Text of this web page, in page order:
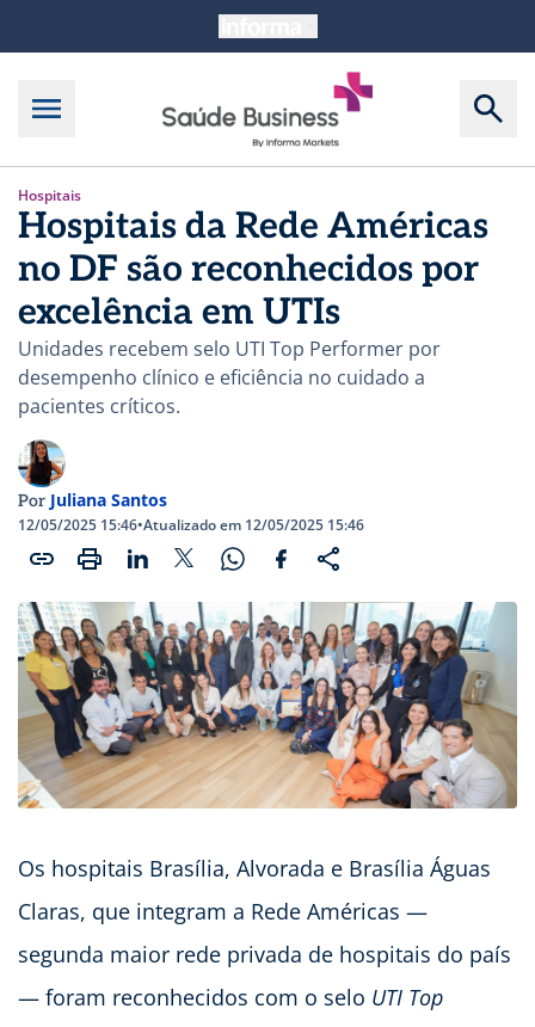
Hospitais
Hospitais da Rede Américas
no DF são reconhecidos por
excelência em UTIs
Unidades recebem selo UTI Top Performer por
desempenho clínico e eficiência no cuidado a
pacientes críticos.
Por Juliana Santos
12/05/2025 15:46•Atualizado em 12/05/2025 15:46
Os hospitais Brasília, Alvorada e Brasília Águas
Claras, que integram a Rede Américas —
segunda maior rede privada de hospitais do país
— foram reconhecidos com o selo UTI Top